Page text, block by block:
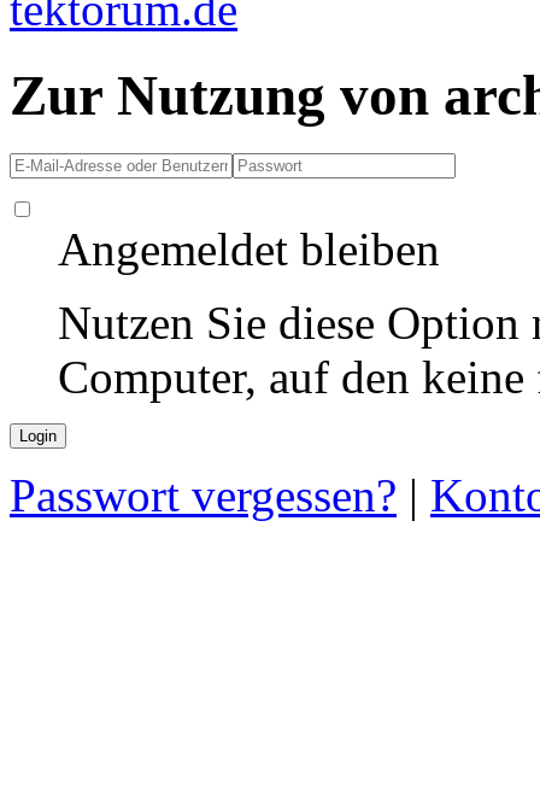
Zur Nutzung von
Angemeldet bleiben
Nutzen Sie diese
Computer, auf den
Passwort vergessen? |